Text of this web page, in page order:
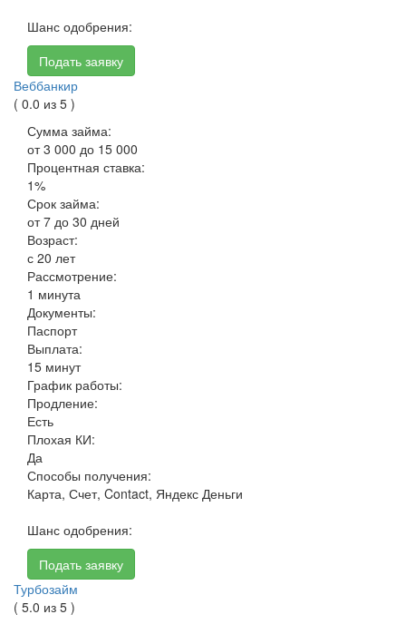
Шанс одобрения:
Подать заявку
Веббанкир
( 0.0 из 5 )
Сумма займа:
от 3 000 до 15 000
Процентная ставка:
1%
Срок займа:
от 7 до 30 дней
Возраст:
с 20 лет
Рассмотрение:
1 минута
Документы:
Паспорт
Выплата:
15 минут
График работы:
Продление:
Есть
Плохая КИ:
Да
Способы получения:
Карта, Счет, Contact, Яндекс Деньги
Шанс одобрения:
Подать заявку
Турбозайм
( 5.0 из 5 )